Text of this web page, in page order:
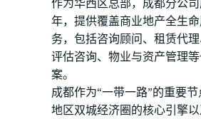
作为华西区总部，成都分公
年，提供覆盖商业地产全生
务，包括咨询顾问、租赁代理
评估咨询、物业与资产管理
案。
成都作为“一带一路”的重要
地区双城经济圈的核心引擎